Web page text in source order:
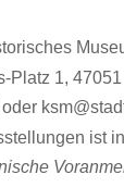
Platz 1,
ist